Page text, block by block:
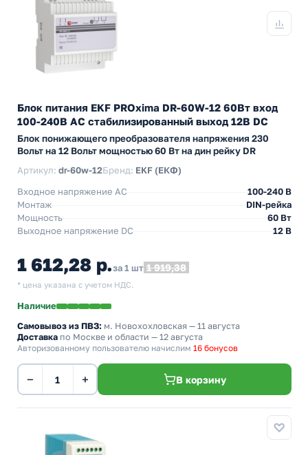
Блок питания EKF PROxima DR-60W-12 60Вт вход
100-240В АС стабилизированный выход 12В DC
Блок понижающего преобразователя напряжения 230
Вольт на 12 Вольт мощностью 60 Вт на дин рейку DR
Артикул: dr-60w-12Бренд: EKF (ЕКФ)
Входное напряжение AC
100-240 В
Монтаж
DIN-рейка
Мощность
60 Вт
Выходное напряжение DC
12 В
1 612,28 р.за 1 шт 1 919,38
* цена указана с учетом НДС.
Наличие
Самовывоз из ПВЗ: м. Новохохловская — 11 августа
Доставка по Москве и области — 12 августа
Авторизованному пользователю начислим 16 бонусов
− + В корзину